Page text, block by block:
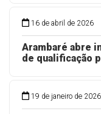
16 de abril de 2026
Arambaré abre
de qualificação
19 de janeiro de 2026